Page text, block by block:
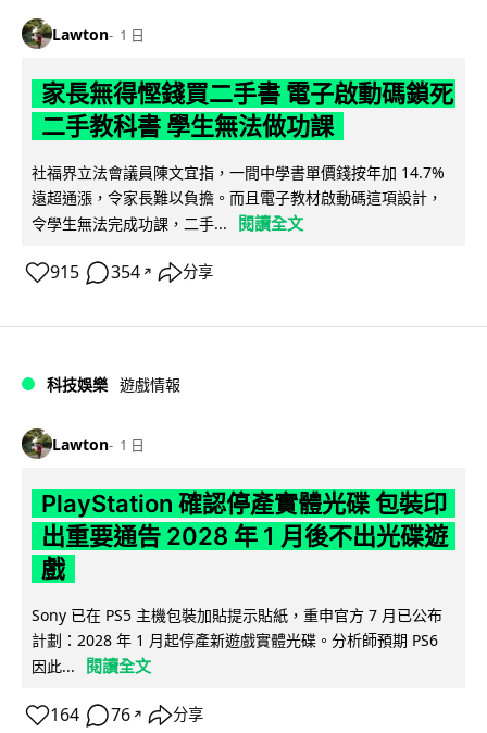
Lawton 1 日
家長無得慳錢買二手書 電子啟動碼鎖死
二手教科書 學生無法做功課
社福界立法會議員陳文宜指，一間中學書單價錢按年加 14.7%
遠超通漲，令家長難以負擔。而且電子教材啟動碼這項設計，
令學生無法完成功課，二手...
閱讀全文
915 354 ↗ 分享
科技娛樂 遊戲情報
Lawton 1 日
PlayStation 確認停產實體光碟 包裝印
出重要通告 2028 年 1 月後不出光碟遊
戲
Sony 已在 PS5 主機包裝加貼提示貼紙，重申官方 7 月已公布
計劃：2028 年 1 月起停產新遊戲實體光碟。分析師預期 PS6
因此...
閱讀全文
164 76 ↗ 分享